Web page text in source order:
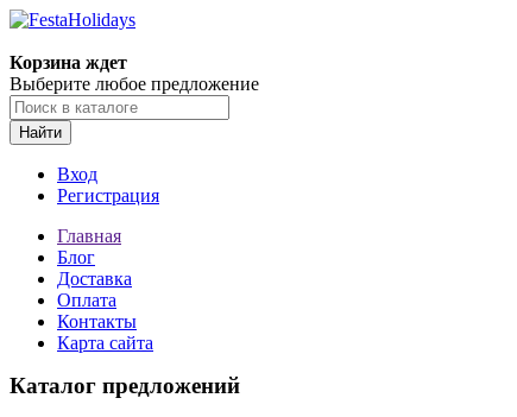
Корзина ждет
Выберите любое предложение
Найти
Вход
Регистрация
Главная
Блог
Доставка
Оплата
Контакты
Карта сайта
Каталог предложений